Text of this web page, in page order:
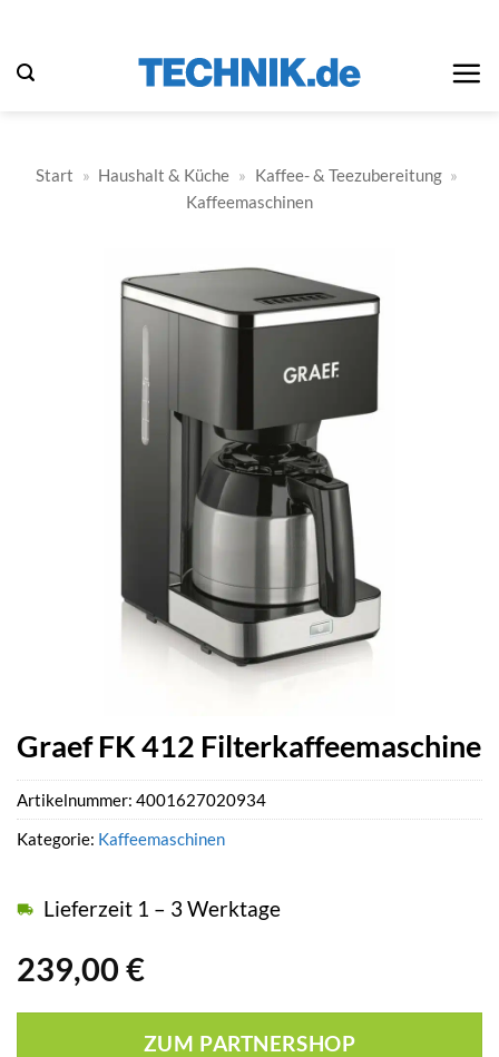
springen
Start » Haushalt & Küche » Kaffee- & Teezubereitung »
Kaffeemaschinen
Graef FK 412 Filterkaffeemaschine
239,00 €
Lieferzeit 1 – 3 Werktage
ZUM PARTNERSHOP
Artikelnummer: 4001627020934
Kategorie: Kaffeemaschinen